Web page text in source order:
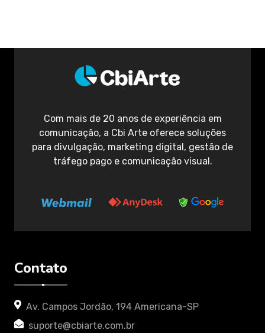
Com mais de 20 anos de experiência em
comunicação, a Cbi Arte oferece soluções
para divulgação, marketing digital, gestão de
tráfego pago e comunicação visual.
Contato
Av. Campos Jordão, 194 Americana-SP
suporte@cbiarte.com.br